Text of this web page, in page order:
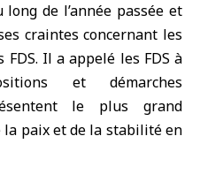
de l’année passée et
craintes concernant les
Il a appelé les FDS à
et démarches
le plus grand
paix et de la stabilité en